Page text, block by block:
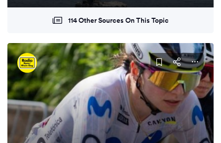
114 Other Sources On This Topic